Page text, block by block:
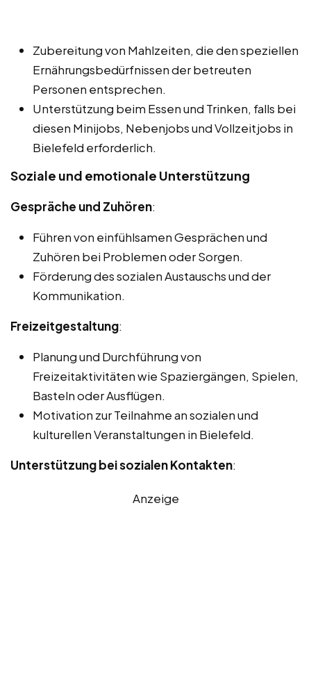
Zubereitung von Mahlzeiten, die den speziellen
Ernährungsbedürfnissen der betreuten
Personen entsprechen.
Unterstützung beim Essen und Trinken, falls bei
diesen Minijobs, Nebenjobs und Vollzeitjobs in
Bielefeld erforderlich.
Soziale und emotionale Unterstützung
Gespräche und Zuhören:
Führen von einfühlsamen Gesprächen und
Zuhören bei Problemen oder Sorgen.
Förderung des sozialen Austauschs und der
Kommunikation.
Freizeitgestaltung:
Planung und Durchführung von
Freizeitaktivitäten wie Spaziergängen, Spielen,
Basteln oder Ausflügen.
Motivation zur Teilnahme an sozialen und
kulturellen Veranstaltungen in Bielefeld.
Unterstützung bei sozialen Kontakten:
Anzeige